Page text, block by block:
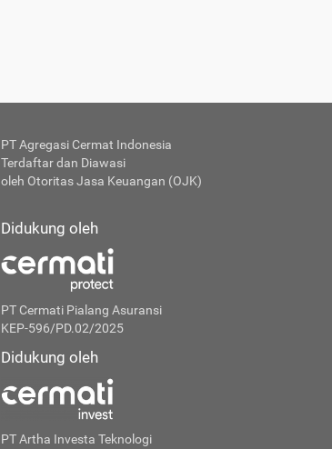
PT Agregasi Cermat Indonesia
Terdaftar dan Diawasi
oleh Otoritas Jasa Keuangan (OJK)
Didukung oleh
PT Cermati Pialang Asuransi
KEP-596/PD.02/2025
Didukung oleh
PT Artha Investa Teknologi